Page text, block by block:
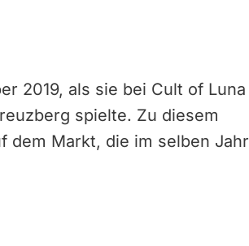
2019, als sie bei Cult of Luna
spielte. Zu diesem
dem Markt, die im selben Jahr